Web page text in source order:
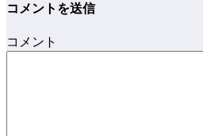
コメントを送信
コメント